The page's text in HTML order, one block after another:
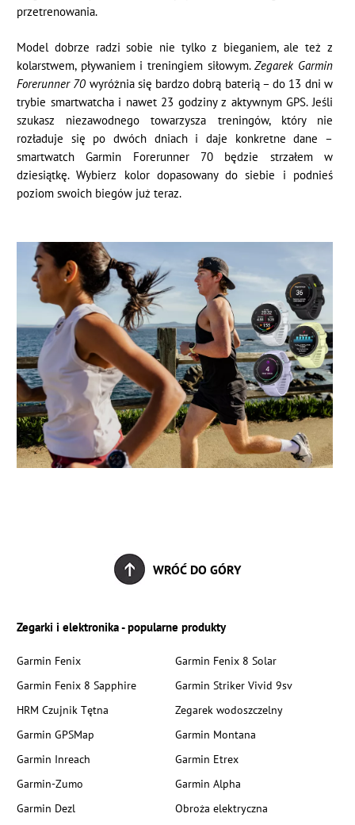
przetrenowania.
Model dobrze radzi sobie nie tylko z bieganiem, ale też z
kolarstwem, pływaniem i treningiem siłowym.Zegarek Garmin
Forerunner 70 wyróżnia się bardzo dobrą baterią – do 13 dni w
trybie smartwatcha i nawet 23 godziny z aktywnym GPS. Jeśli
szukasz niezawodnego towarzysza treningów, który nie
rozładuje się po dwóch dniach i daje konkretne dane –
smartwatch Garmin Forerunner 70 będzie strzałem w
dziesiątkę. Wybierz kolor dopasowany do siebie i podnieś
poziom swoich biegów już teraz.
WRÓĆ DO GÓRY
Zegarki i elektronika - popularne produkty
Garmin Fenix
Garmin Fenix 8 Solar
Garmin Fenix 8 Sapphire
Garmin Striker Vivid 9sv
HRM Czujnik Tętna
Zegarek wodoszczelny
Garmin GPSMap
Garmin Montana
Garmin Inreach
Garmin Etrex
Garmin-Zumo
Garmin Alpha
Garmin Dezl
Obroża elektryczna